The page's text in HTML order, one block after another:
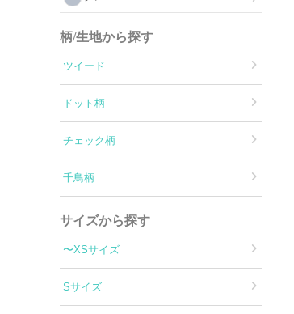
柄/生地から探す
ツイード
ドット柄
チェック柄
千鳥柄
サイズから探す
〜XSサイズ
Sサイズ